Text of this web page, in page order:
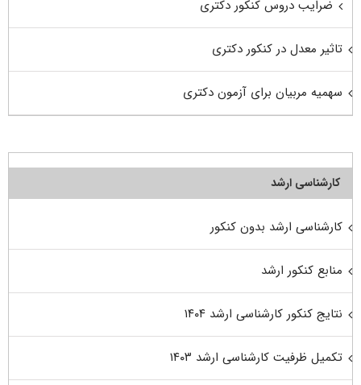
ضرایب دروس کنکور دکتری
تاثیر معدل در کنکور دکتری
سهمیه مربیان برای آزمون دکتری
کارشناسی ارشد
کارشناسی ارشد بدون کنکور
منابع کنکور ارشد
نتایج کنکور کارشناسی ارشد ۱۴۰۴
تکمیل ظرفیت کارشناسی ارشد ۱۴۰۳